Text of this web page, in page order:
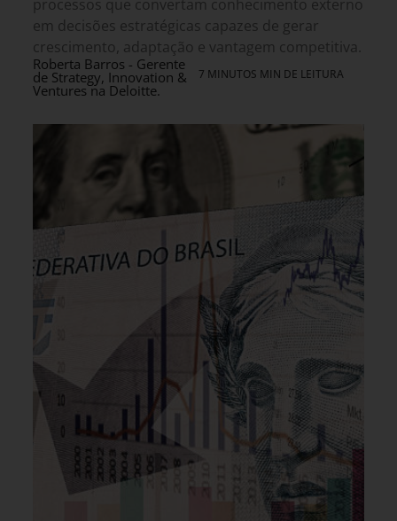
processos que convertam conhecimento externo
em decisões estratégicas capazes de gerar
crescimento, adaptação e vantagem competitiva.
Roberta Barros - Gerente
de Strategy, Innovation &
Ventures na Deloitte.
7 MINUTOS MIN DE LEITURA